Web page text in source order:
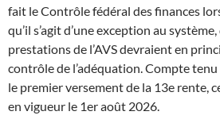
fait le Contrôle fédéral des finances
qu’il s’agit d’une exception au
prestations de l’AVS devraient en
contrôle de l’adéquation. Compte
le premier versement de la 13e rente,
en vigueur le 1er août 2026.